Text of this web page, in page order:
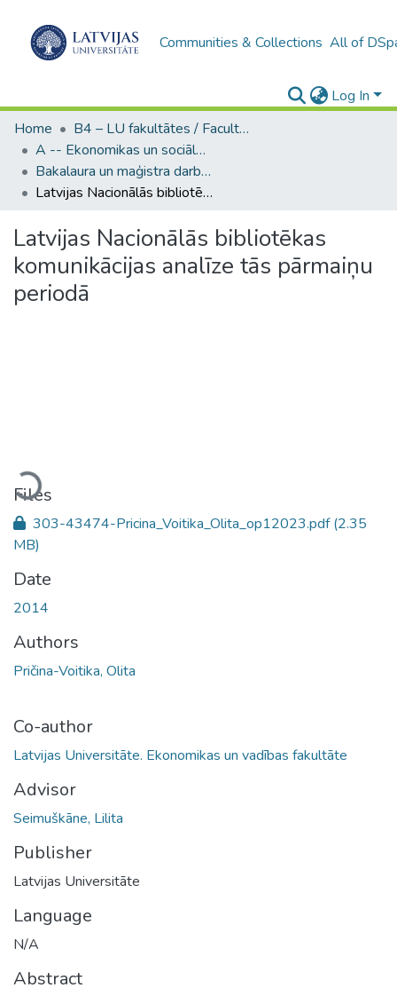
Communities & Collections All of
Log In
Home
B4 – LU fakultātes / Faculties of the UL
A -- Ekonomikas un sociālo zinātņu fakultāte / Faculty of Economics and Social Sciences
Bakalaura un maģistra darbi (ESZF) / Bachelor's and Master's theses
Latvijas Nacionālās bibliotēkas komunikācijas analīze tās pārmaiņu periodā
Latvijas Nacionālās bibliotēkas
komunikācijas analīze tās pārmaiņu
periodā
Loading...
Files
303-43474-Pricina_Voitika_Olita_op12023.pdf(2.35
MB)
Date
2014
Authors
Pričina-Voitika, Olita
Co-author
Latvijas Universitāte. Ekonomikas un vadības fakultāte
Advisor
Seimuškāne, Lilita
Publisher
Latvijas Universitāte
Language
N/A
Abstract